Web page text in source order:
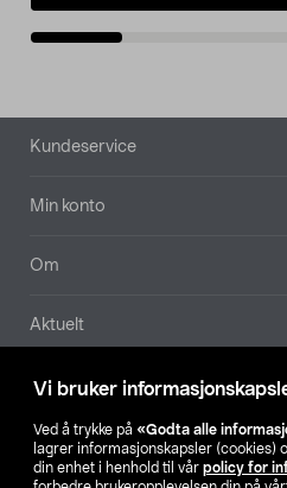
Vi bruker
Ved å trykke på «Godta alle
lagrer informasjonskapsler (cookies)
din enhet i henhold til vår policy for
Bunntekst
Kundeservice
Min konto
Om
Aktuelt
Våre selskaper
Finn